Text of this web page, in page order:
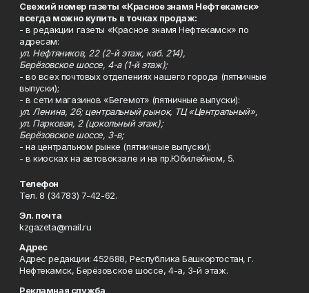
Свежий номер газеты «Красное знамя Нефтекамск»
всегда можно купить в точках продаж:
- в редакции газеты «Красное знамя Нефтекамск» по
адресам:
ул. Нефтяников, 22 (2-й этаж, каб. 214),
Берёзовское шоссе, 4-а (1-й этаж);
- во всех почтовых отделениях нашего города (пятничные
выпуски);
- в сети магазинов «Бегемот» (пятничные выпуски):
ул. Ленина, 26; центральный рынок, ТЦ «Центральный»,
ул. Парковая, 2 (цокольный этаж);
Берёзовское шоссе, 3-в;
- на центральном рынке (пятничные выпуски);
- в киосках на автовокзале и на пр.Юбилейном, 5.
Телефон
Тел. 8 (34783) 7-42-62.
Эл. почта
kzgazeta@mail.ru
Адрес
Адрес редакции: 452688, Республика Башкортостан, г.
Нефтекамск, Берёзовское шоссе, 4-а, 3-й этаж.
Рекламная служба